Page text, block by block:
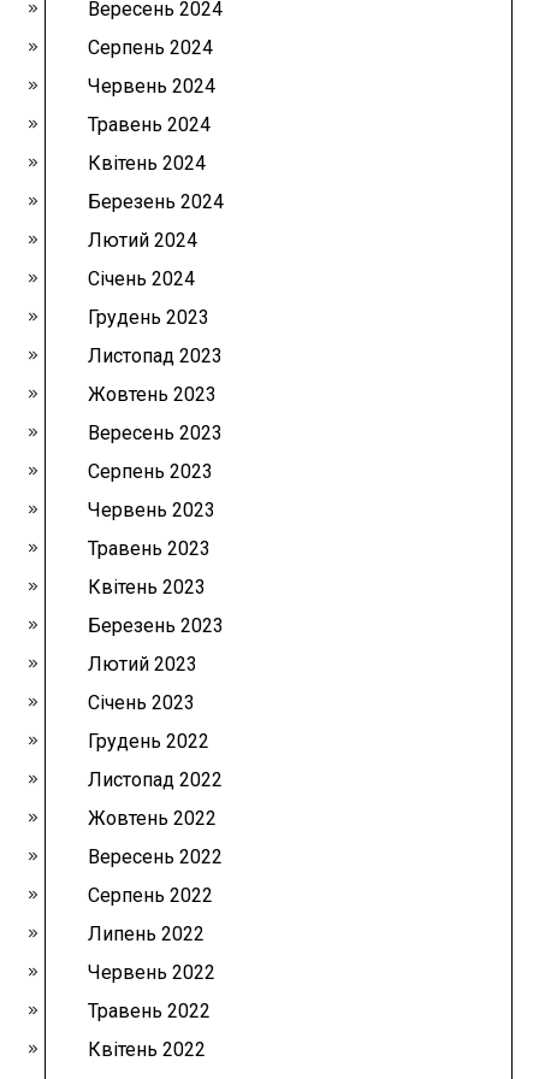
Вересень 2024
Серпень 2024
Червень 2024
Травень 2024
Квітень 2024
Березень 2024
Лютий 2024
Січень 2024
Грудень 2023
Листопад 2023
Жовтень 2023
Вересень 2023
Серпень 2023
Червень 2023
Травень 2023
Квітень 2023
Березень 2023
Лютий 2023
Січень 2023
Грудень 2022
Листопад 2022
Жовтень 2022
Вересень 2022
Серпень 2022
Липень 2022
Червень 2022
Травень 2022
Квітень 2022